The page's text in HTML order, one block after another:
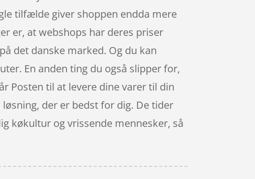
tilfælde giver shoppen endda mere
er, at webshops har deres priser
det danske marked. Og du kan
En anden ting du også slipper for,
Posten til at levere dine varer til din
der er bedst for dig. De tider
køkultur og vrissende mennesker, så